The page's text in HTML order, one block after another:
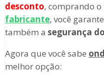
desconto, comprando
fabricante, você
também a segurança
Agora que você sabe
melhor opção: